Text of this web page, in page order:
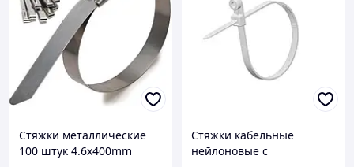
Стяжки металлические
100 штук 4.6х400mm
Стяжки кабельные
нейлоновые с